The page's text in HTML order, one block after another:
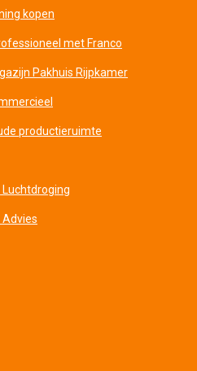
kopen
met Franco
Pakhuis Rijpkamer
productieruimte